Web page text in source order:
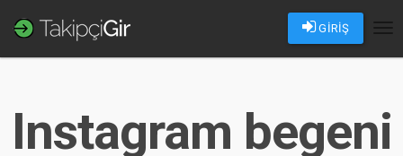
GİRİŞ
Instagram begeni